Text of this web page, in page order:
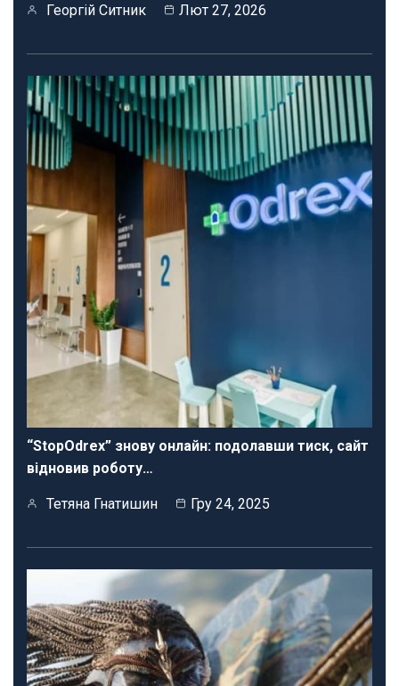
Георгій Ситник Лют 27, 2026
“StopOdrex” знову онлайн: подолавши тиск, сайт
відновив роботу…
Тетяна Гнатишин Гру 24, 2025